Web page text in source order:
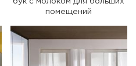
помещений